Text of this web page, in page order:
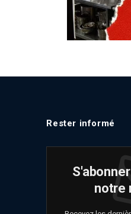
Rester informé
notre